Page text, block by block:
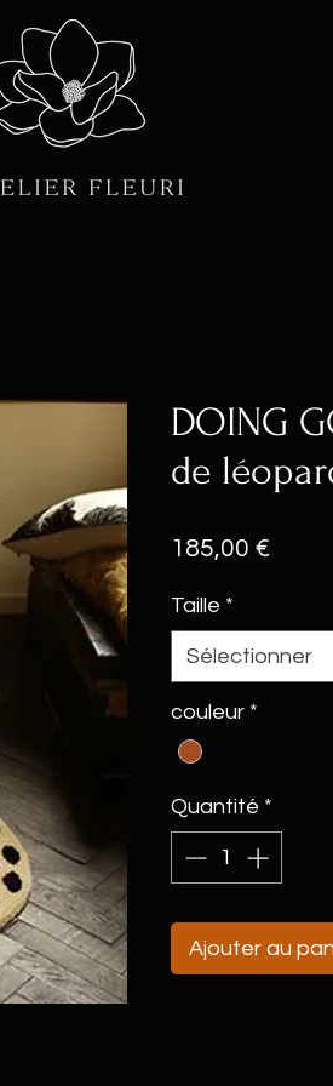
DOING
de
185,00 €
Taille *
Sélectionner
couleur *
Quantité *
Ajouter au